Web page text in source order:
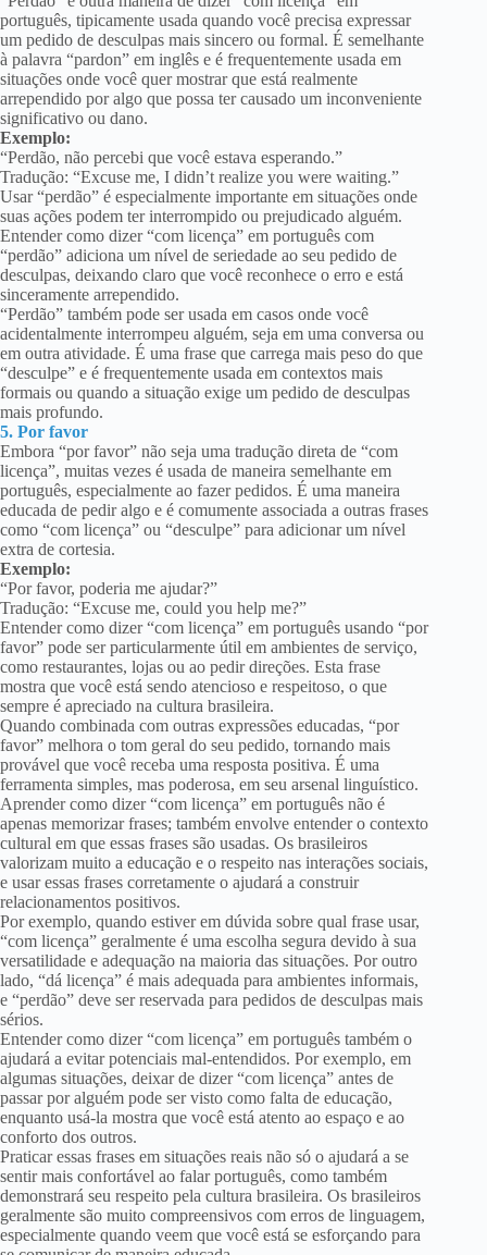
português, tipicamente usada quando você precisa expressar
um pedido de desculpas mais sincero ou formal. É semelhante
à palavra “pardon” em inglês e é frequentemente usada em
situações onde você quer mostrar que está realmente
arrependido por algo que possa ter causado um inconveniente
significativo ou dano.
Exemplo:
“Perdão, não percebi que você estava esperando.”
Tradução: “Excuse me, I didn’t realize you were waiting.”
Usar “perdão” é especialmente importante em situações onde
suas ações podem ter interrompido ou prejudicado alguém.
Entender como dizer “com licença” em português com
“perdão” adiciona um nível de seriedade ao seu pedido de
desculpas, deixando claro que você reconhece o erro e está
sinceramente arrependido.
“Perdão” também pode ser usada em casos onde você
acidentalmente interrompeu alguém, seja em uma conversa ou
em outra atividade. É uma frase que carrega mais peso do que
“desculpe” e é frequentemente usada em contextos mais
formais ou quando a situação exige um pedido de desculpas
mais profundo.
5. Por favor
Embora “por favor” não seja uma tradução direta de “com
licença”, muitas vezes é usada de maneira semelhante em
português, especialmente ao fazer pedidos. É uma maneira
educada de pedir algo e é comumente associada a outras frases
como “com licença” ou “desculpe” para adicionar um nível
extra de cortesia.
Exemplo:
“Por favor, poderia me ajudar?”
Tradução: “Excuse me, could you help me?”
Entender como dizer “com licença” em português usando “por
favor” pode ser particularmente útil em ambientes de serviço,
como restaurantes, lojas ou ao pedir direções. Esta frase
mostra que você está sendo atencioso e respeitoso, o que
sempre é apreciado na cultura brasileira.
Quando combinada com outras expressões educadas, “por
favor” melhora o tom geral do seu pedido, tornando mais
provável que você receba uma resposta positiva. É uma
ferramenta simples, mas poderosa, em seu arsenal linguístico.
Aprender como dizer “com licença” em português não é
apenas memorizar frases; também envolve entender o contexto
cultural em que essas frases são usadas. Os brasileiros
valorizam muito a educação e o respeito nas interações sociais,
e usar essas frases corretamente o ajudará a construir
relacionamentos positivos.
Por exemplo, quando estiver em dúvida sobre qual frase usar,
“com licença” geralmente é uma escolha segura devido à sua
versatilidade e adequação na maioria das situações. Por outro
lado, “dá licença” é mais adequada para ambientes informais,
e “perdão” deve ser reservada para pedidos de desculpas mais
sérios.
Entender como dizer “com licença” em português também o
ajudará a evitar potenciais mal-entendidos. Por exemplo, em
algumas situações, deixar de dizer “com licença” antes de
passar por alguém pode ser visto como falta de educação,
enquanto usá-la mostra que você está atento ao espaço e ao
conforto dos outros.
Praticar essas frases em situações reais não só o ajudará a se
sentir mais confortável ao falar português, como também
demonstrará seu respeito pela cultura brasileira. Os brasileiros
geralmente são muito compreensivos com erros de linguagem,
especialmente quando veem que você está se esforçando para